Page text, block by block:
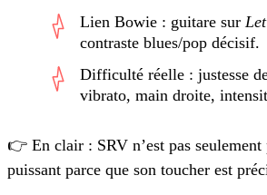
Lien Bowie : guitare sur
contraste blues/pop décisif.
Difficulté réelle : justesse
vibrato, main droite,
👉 En clair : SRV n’est pas
puissant parce que son toucher est